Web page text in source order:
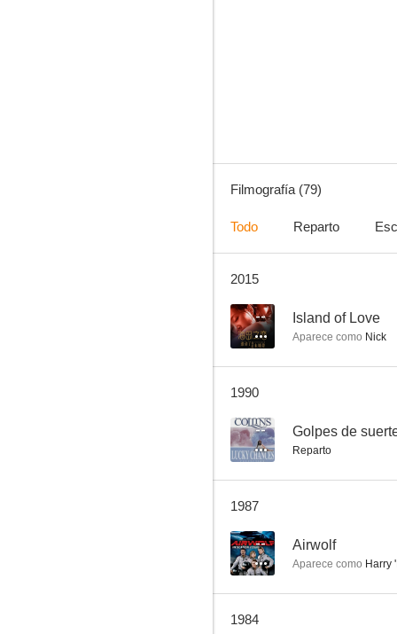
Odio entre hermanos
9.2
Filmografía (79)
Todo Reparto
2015
-- Island of Love
Aparece como Nick
1990
-- Golpes de
Reparto
1987
-- Airwolf
Aparece como Harry
1984